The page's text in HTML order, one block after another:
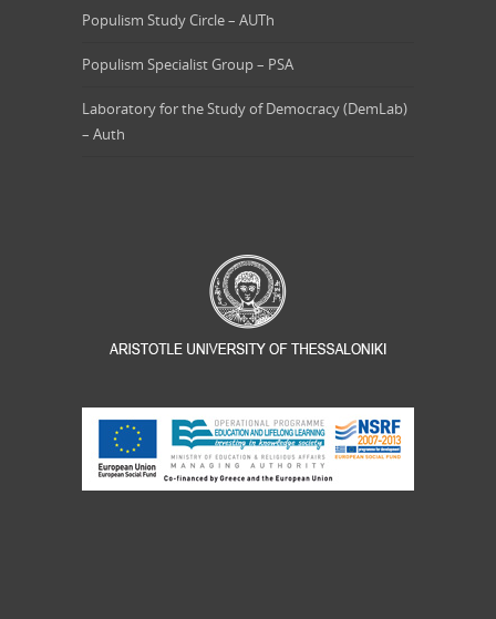
Populism Study Circle – AUTh
Populism Specialist Group – PSA
Laboratory for the Study of Democracy (DemLab)
– Auth